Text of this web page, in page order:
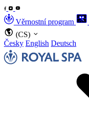
Věrnostní program
(CS)
Česky English Deutsch